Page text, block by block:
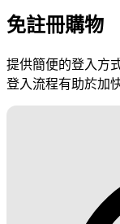
免註冊購物
提供簡便的登入方
登入流程有助於加